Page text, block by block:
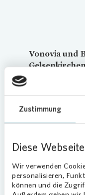
Zustimmung
Diese
Wir verwenden
personalisieren,
können und die
Vonovia und
Bürgerinnen und
und komfortabel
Moderne